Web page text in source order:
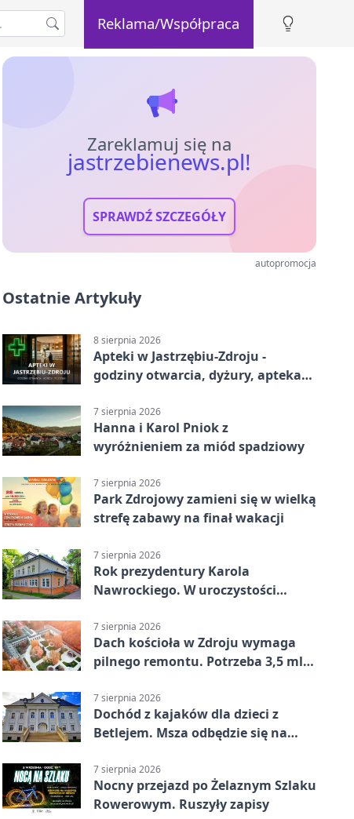
Reklama/Współpraca
Zareklamuj się na
jastrzebienews.pl!
SPRAWDŹ SZCZEGÓŁY
autopromocja
Ostatnie Artykuły
8 sierpnia 2026
Apteki w Jastrzębiu-Zdroju -
godziny otwarcia, dyżury, apteka
7 sierpnia 2026
Hanna i Karol Pniok z
wyróżnieniem za miód spadziowy
7 sierpnia 2026
Park Zdrojowy zamieni się w wielką
strefę zabawy na finał wakacji
7 sierpnia 2026
Rok prezydentury Karola
Nawrockiego. W uroczystości
7 sierpnia 2026
Dach kościoła w Zdroju wymaga
pilnego remontu. Potrzeba 3,5 mln
7 sierpnia 2026
Dochód z kajaków dla dzieci z
Betlejem. Msza odbędzie się na
7 sierpnia 2026
Nocny przejazd po Żelaznym Szlaku
Rowerowym. Ruszyły zapisy